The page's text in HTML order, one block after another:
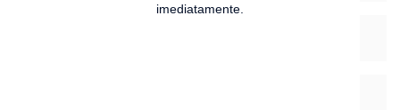
imediatamente.